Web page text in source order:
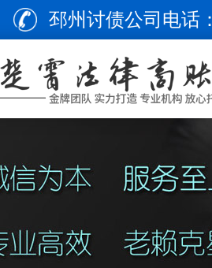
邳州讨债公司电话：